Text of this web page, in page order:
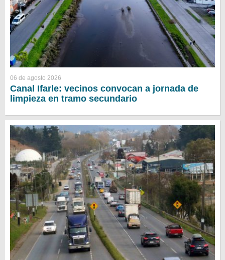
06 de agosto 2026
Canal Ifarle: vecinos convocan a jornada de
limpieza en tramo secundario